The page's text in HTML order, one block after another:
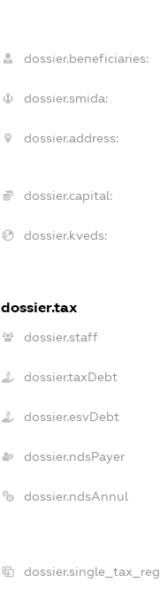
dossier.beneficiaries:
dossier.smida:
dossier.address:
dossier.capital:
dossier.kveds:
dossier.tax
dossier.staff
dossier.taxDebt
dossier.esvDebt
dossier.ndsPayer
dossier.ndsAnnul
dossier.single_tax_reg